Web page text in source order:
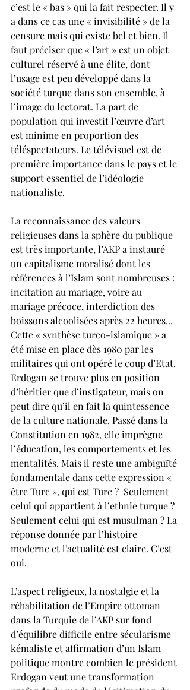
c’est le « bas » qui la fait respecter. Il y
a dans ce cas une « invisibilité » de la
censure mais qui existe bel et bien. Il
faut préciser que « l’art » est un objet
culturel réservé à une élite, dont
l’usage est peu développé dans la
société turque dans son ensemble, à
l’image du lectorat. La part de
population qui investit l’œuvre d’art
est minime en proportion des
téléspectateurs. Le télévisuel est de
première importance dans le pays et le
support essentiel de l’idéologie
nationaliste.
La reconnaissance des valeurs
religieuses dans la sphère du publique
est très importante, l’AKP a instauré
un capitalisme moralisé dont les
références à l’Islam sont nombreuses :
incitation au mariage, voire au
mariage précoce, interdiction des
boissons alcoolisées après 22 heures...
Cette « synthèse turco-islamique » a
été mise en place dès 1980 par les
militaires qui ont opéré le coup d’Etat.
Erdogan se trouve plus en position
d’héritier que d’instigateur, mais on
peut dire qu’il en fait la quintessence
de la culture nationale. Passé dans la
Constitution en 1982, elle imprègne
l’éducation, les comportements et les
mentalités. Mais il reste une ambiguïté
fondamentale dans cette expression «
être Turc », qui est Turc ?  Seulement
celui qui appartient à l’ethnie turque ?
Seulement celui qui est musulman ? La
réponse donnée par l’histoire
moderne et l’actualité est claire. C’est
oui.
L’aspect religieux, la nostalgie et la
réhabilitation de l’Empire ottoman
dans la Turquie de l’AKP sur fond
d’équilibre difficile entre sécularisme
kémaliste et affirmation d’un Islam
politique montre combien le président
Erdogan veut une transformation